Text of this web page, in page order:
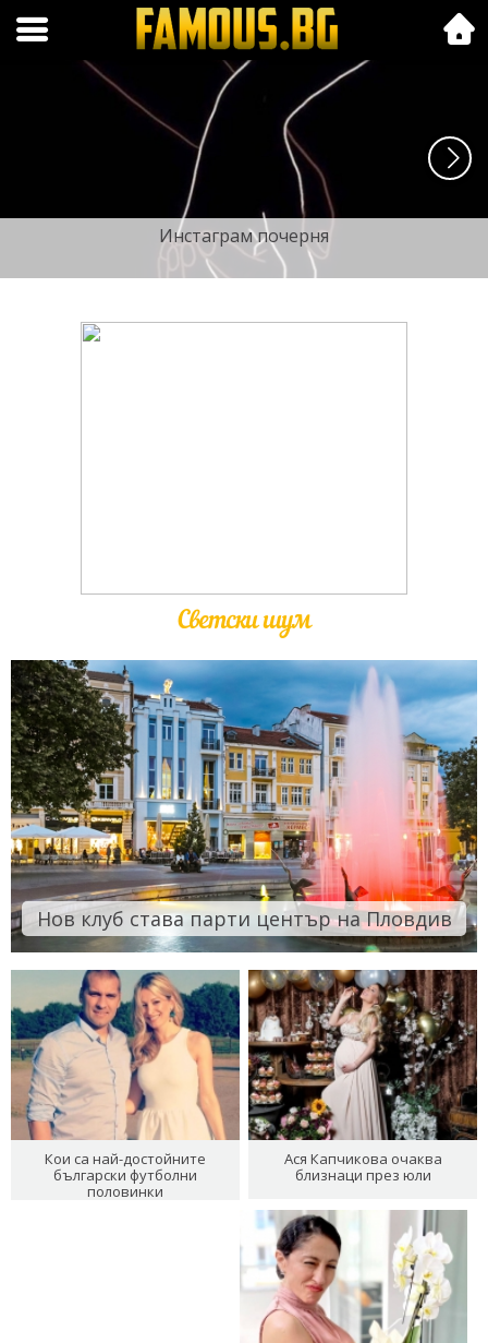
Folk.bg
Инстаграм почерня
Светски шум
Нов клуб става парти център на Пловдив
Кои са най-достойните
български футболни
половинки
Ася Капчикова очаква
близнаци през юли